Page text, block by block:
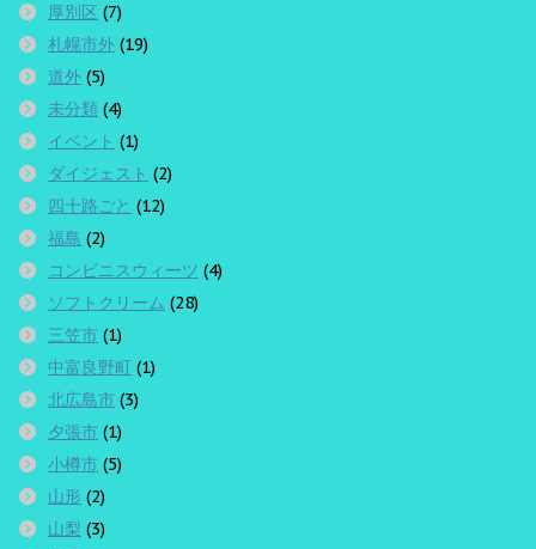
厚別区 (7)
札幌市外 (19)
道外 (5)
未分類 (4)
イベント (1)
ダイジェスト (2)
四十路ごと (12)
福島 (2)
コンビニスウィーツ (4)
ソフトクリーム (28)
三笠市 (1)
中富良野町 (1)
北広島市 (3)
夕張市 (1)
小樽市 (5)
山形 (2)
山梨 (3)